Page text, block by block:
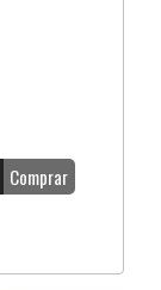
Comprar